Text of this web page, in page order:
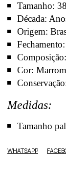
Tamanho: 38
Década:
Origem:
Cor:
Medidas:
Tamanho
WHATSAPP